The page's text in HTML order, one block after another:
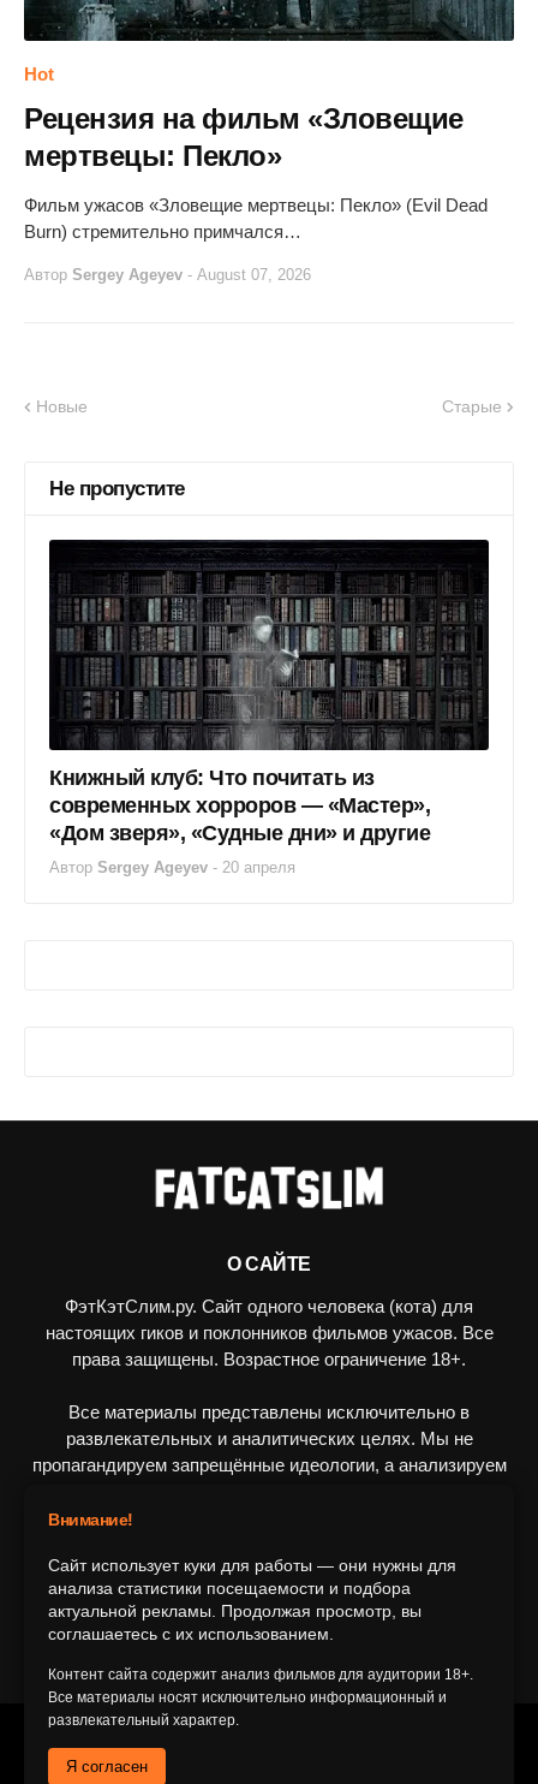
Hot
Рецензия на фильм «Зловещие
мертвецы: Пекло»
Фильм ужасов «Зловещие мертвецы: Пекло» (Evil Dead
Burn) стремительно примчался…
Автор Sergey Ageyev - August 07, 2026
Новые Старые
Не пропустите
Книжный клуб: Что почитать из
современных хорроров — «Мастер»,
«Дом зверя», «Судные дни» и другие
Автор Sergey Ageyev - 20 апреля
О САЙТЕ
ФэтКэтСлим.ру. Сайт одного человека (кота) для
настоящих гиков и поклонников фильмов ужасов. Все
права защищены. Возрастное ограничение 18+.
Все материалы представлены исключительно в
развлекательных и аналитических целях. Мы не
пропагандируем запрещённые идеологии, а анализируем
ПОДПИШИТЕСЬ НА НАС
Главная
Внимание!
Сайт использует куки для работы — они нужны для
анализа статистики посещаемости и подбора
актуальной рекламы. Продолжая просмотр, вы
соглашаетесь с их использованием.
Контент сайта содержит анализ фильмов для аудитории 18+.
Все материалы носят исключительно информационный и
развлекательный характер.
Я согласен